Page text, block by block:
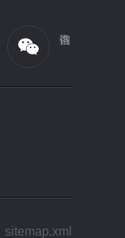
sitemap.xml